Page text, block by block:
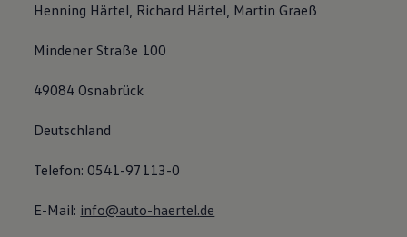
Henning Härtel, Richard Härtel, Martin Graeß
Mindener Straße 100
49084 Osnabrück
Deutschland
Telefon: 0541-97113-0
E-Mail: info@auto-haertel.de